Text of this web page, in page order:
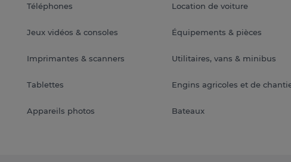
Téléphones
Jeux vidéos & consoles
Imprimantes & scanners
Tablettes
Appareils photos
Location de voiture
Équipements & pièces
Utilitaires, vans & minibus
Engins agricoles et de
Bateaux